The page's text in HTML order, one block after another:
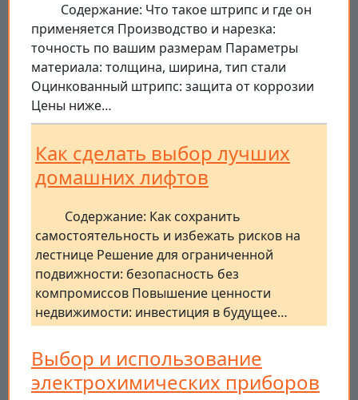
Содержание: Что такое штрипс и где он
применяется Производство и нарезка:
точность по вашим размерам Параметры
материала: толщина, ширина, тип стали
Оцинкованный штрипс: защита от коррозии
Цены ниже…
Как сделать выбор лучших
домашних лифтов
Содержание: Как сохранить
самостоятельность и избежать рисков на
лестнице Решение для ограниченной
подвижности: безопасность без
компромиссов Повышение ценности
недвижимости: инвестиция в будущее…
Выбор и использование
электрохимических приборов